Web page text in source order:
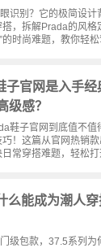
识别？它的极简设
，拆解Prada的风格
的时尚难题，教你轻
子官网是入手
级感？
鞋子官网到底值不值
巧！这篇从官网热销
常穿搭难题，轻松
么能成为潮人
级包款，37.5系列